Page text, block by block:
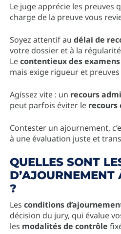
Le juge apprécie les preuves
charge de la preuve vous
Soyez attentif au délai de
votre dossier et à la
Lecontentieux des examens
mais exige rigueur et
Agissez vite : un recours
peut parfois éviter le recours
Contester un ajournement,
à une évaluation juste et
QUELLES SONT
D’AJOURNEMENT
?
Les conditions
décision du jury, qui évalue
les modalités de contrôle